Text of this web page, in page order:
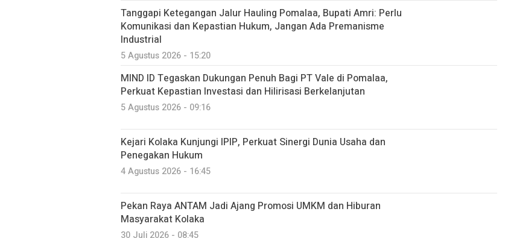
Tanggapi Ketegangan Jalur Hauling Pomalaa, Bupati Amri: Perlu
Komunikasi dan Kepastian Hukum, Jangan Ada Premanisme
Industrial
5 Agustus 2026 - 15:20
MIND ID Tegaskan Dukungan Penuh Bagi PT Vale di Pomalaa,
Perkuat Kepastian Investasi dan Hilirisasi Berkelanjutan
5 Agustus 2026 - 09:16
Kejari Kolaka Kunjungi IPIP, Perkuat Sinergi Dunia Usaha dan
Penegakan Hukum
4 Agustus 2026 - 16:45
Pekan Raya ANTAM Jadi Ajang Promosi UMKM dan Hiburan
Masyarakat Kolaka
30 Juli 2026 - 08:45